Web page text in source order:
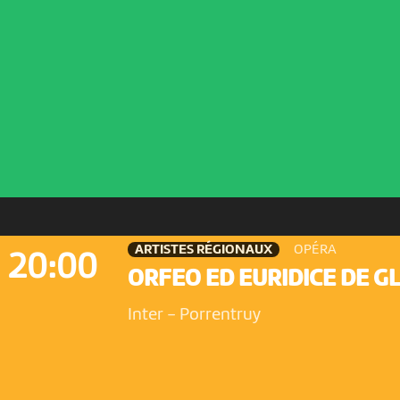
20:00
ARTISTES RÉGIONAUX OPÉRA
ORFEO ED EURIDICE DE
Inter - Porrentruy